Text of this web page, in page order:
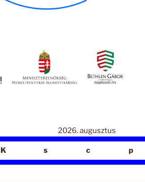
2026. augusztus
K s c p